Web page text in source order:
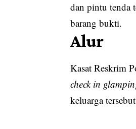
dan pintu tenda
barang bukti.
Alur
Kasat Reskrim
check in
keluarga